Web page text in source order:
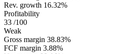
Rev. growth 16.32%
Profitability
33 /100
Weak
Gross margin 38.83%
FCF margin 3.88%